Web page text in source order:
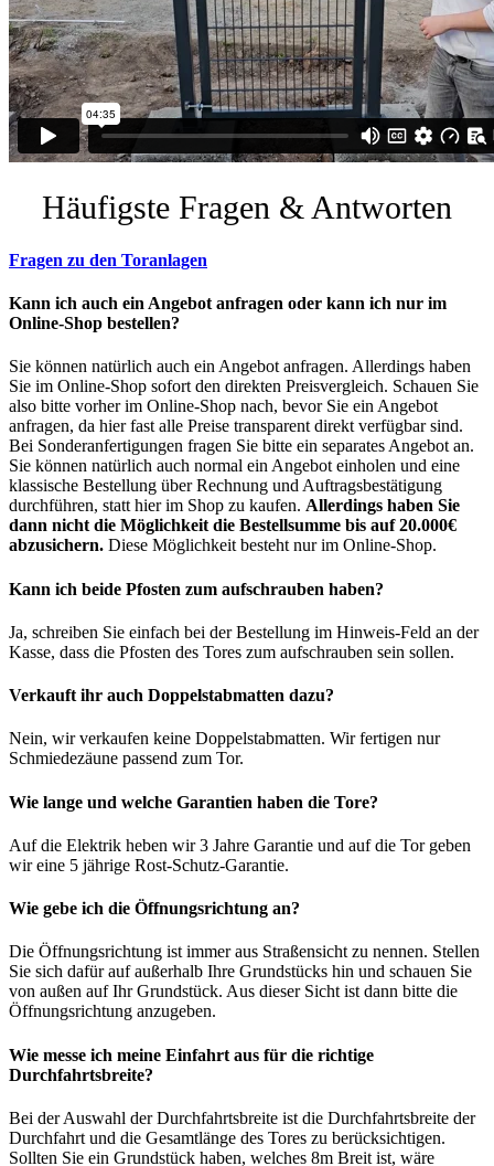
Häufigste Fragen & Antworten
Fragen zu den Toranlagen
Kann ich auch ein Angebot anfragen oder kann ich nur im
Online-Shop bestellen?
Sie können natürlich auch ein Angebot anfragen. Allerdings haben
Sie im Online-Shop sofort den direkten Preisvergleich. Schauen Sie
also bitte vorher im Online-Shop nach, bevor Sie ein Angebot
anfragen, da hier fast alle Preise transparent direkt verfügbar sind.
Bei Sonderanfertigungen fragen Sie bitte ein separates Angebot an.
Sie können natürlich auch normal ein Angebot einholen und eine
klassische Bestellung über Rechnung und Auftragsbestätigung
durchführen, statt hier im Shop zu kaufen. Allerdings haben Sie
dann nicht die Möglichkeit die Bestellsumme bis auf 20.000€
abzusichern. Diese Möglichkeit besteht nur im Online-Shop.
Kann ich beide Pfosten zum aufschrauben haben?
Ja, schreiben Sie einfach bei der Bestellung im Hinweis-Feld an der
Kasse, dass die Pfosten des Tores zum aufschrauben sein sollen.
Verkauft ihr auch Doppelstabmatten dazu?
Nein, wir verkaufen keine Doppelstabmatten. Wir fertigen nur
Schmiedezäune passend zum Tor.
Wie lange und welche Garantien haben die Tore?
Auf die Elektrik heben wir 3 Jahre Garantie und auf die Tor geben
wir eine 5 jährige Rost-Schutz-Garantie.
Wie gebe ich die Öffnungsrichtung an?
Die Öffnungsrichtung ist immer aus Straßensicht zu nennen. Stellen
Sie sich dafür auf außerhalb Ihre Grundstücks hin und schauen Sie
von außen auf Ihr Grundstück. Aus dieser Sicht ist dann bitte die
Öffnungsrichtung anzugeben.
Wie messe ich meine Einfahrt aus für die richtige
Durchfahrtsbreite?
Bei der Auswahl der Durchfahrtsbreite ist die Durchfahrtsbreite der
Durchfahrt und die Gesamtlänge des Tores zu berücksichtigen.
Sollten Sie ein Grundstück haben, welches 8m Breit ist, wäre